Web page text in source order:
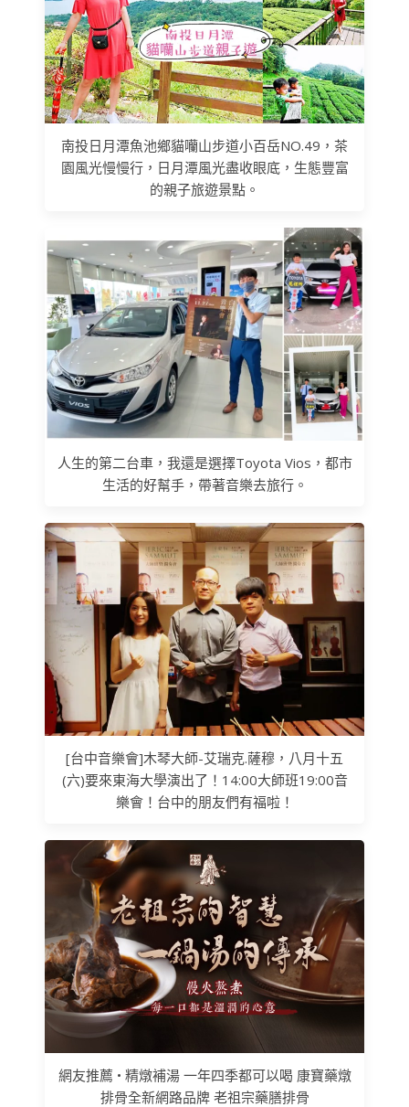
南投日月潭魚池鄉貓囒山步道小百岳NO.49，茶
園風光慢慢行，日月潭風光盡收眼底，生態豐富
的親子旅遊景點。
人生的第二台車，我還是選擇Toyota Vios，都市
生活的好幫手，帶著音樂去旅行。
[台中音樂會]木琴大師-艾瑞克.薩穆，八月十五
(六)要來東海大學演出了！14:00大師班19:00音
樂會！台中的朋友們有福啦！
網友推薦 • 精燉補湯 一年四季都可以喝 康寶藥燉
排骨全新網路品牌 老祖宗藥膳排骨